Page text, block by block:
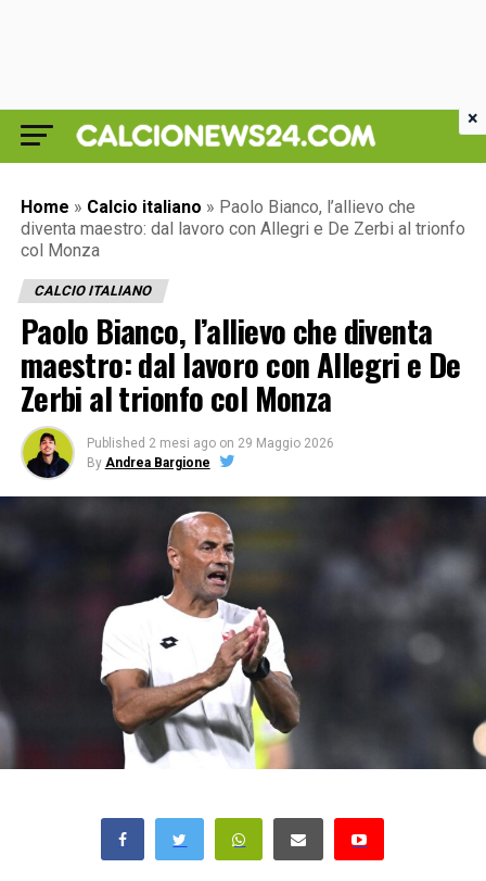
Home » Calcio italiano » Paolo Bianco, l’allievo che
diventa maestro: dal lavoro con Allegri e De Zerbi al trionfo
col Monza
CALCIO ITALIANO
Paolo Bianco, l’allievo che diventa
maestro: dal lavoro con Allegri e De
Zerbi al trionfo col Monza
Published 2 mesi ago on 29 Maggio 2026
By Andrea Bargione
×